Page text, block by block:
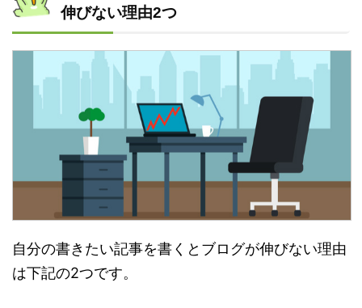
伸びない理由2つ
自分の書きたい記事を書くとブログが伸びない理由
は下記の2つです。